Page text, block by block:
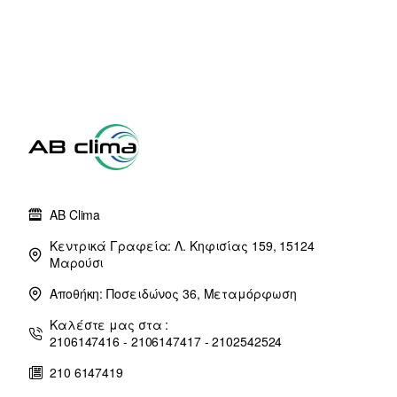
AB Clima
Κεντρικά Γραφεία: Λ. Κηφισίας 159, 15124
Μαρούσι
Αποθήκη: Ποσειδώνος 36, Μεταμόρφωση
Καλέστε μας στα :
2106147416 - 2106147417 - 2102542524
210 6147419